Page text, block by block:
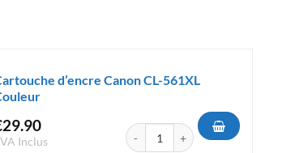
Couleur
d’encre Canon CL-561XL
29.90
Inclus
quantité de Cartouche d'encre